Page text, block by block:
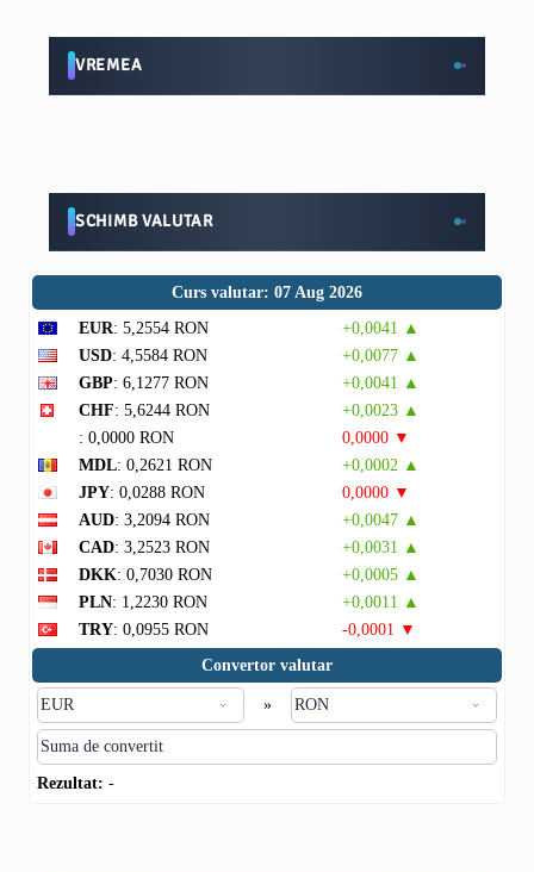
VREMEA
SCHIMB VALUTAR
Curs valutar: 07 Aug 2026
EUR: 5,2554 RON
+0,0041 ▲
USD: 4,5584 RON
+0,0077 ▲
GBP: 6,1277 RON
+0,0041 ▲
CHF: 5,6244 RON
+0,0023 ▲
: 0,0000 RON
0,0000 ▼
MDL: 0,2621 RON
+0,0002 ▲
JPY: 0,0288 RON
0,0000 ▼
AUD: 3,2094 RON
+0,0047 ▲
CAD: 3,2523 RON
+0,0031 ▲
DKK: 0,7030 RON
+0,0005 ▲
PLN: 1,2230 RON
+0,0011 ▲
TRY: 0,0955 RON
-0,0001 ▼
Convertor valutar
»
Rezultat: -